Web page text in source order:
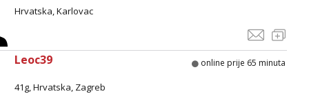
Hrvatska, Karlovac
Leoc39
41g, Hrvatska, Zagreb
online prije 65 minuta